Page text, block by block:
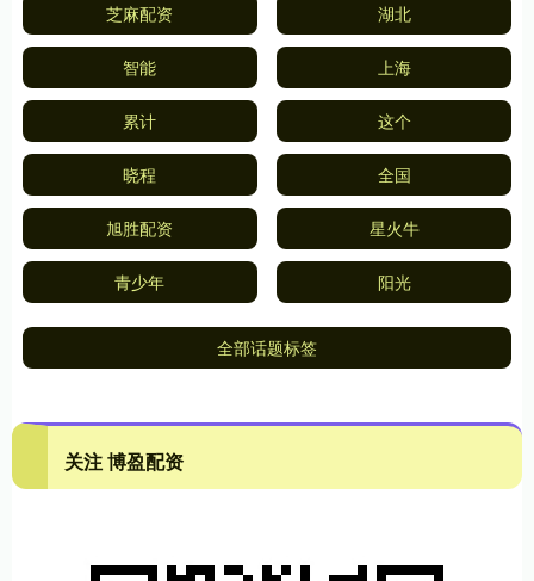
芝麻配资 湖北
智能 上海
累计 这个
晓程 全国
旭胜配资 星火牛
青少年 阳光
全部话题标签
关注 博盈配资